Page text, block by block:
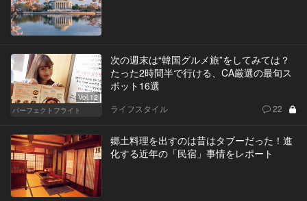
Vol.12
パーフェクトフライト
次の週末は“韓国グルメ旅”をしてみては？
たった2時間半で行ける、CA厳選の最旬ス
ポット16選
ライフスタイル 22
郷土料理を出すのは昔はタブーだった！進
化する近年の「民宿」事情をレポート